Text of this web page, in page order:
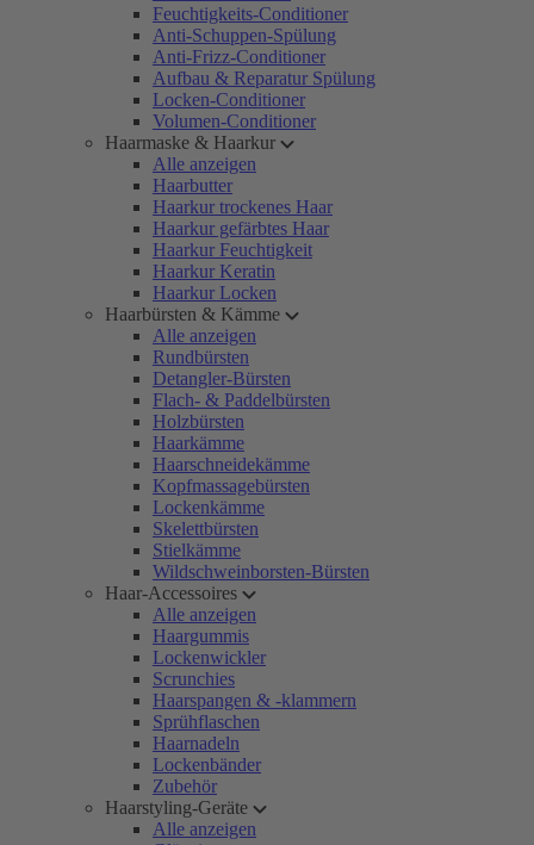
Feuchtigkeits-Conditioner
Anti-Schuppen-Spülung
Anti-Frizz-Conditioner
Aufbau & Reparatur Spülung
Locken-Conditioner
Volumen-Conditioner
Haarmaske & Haarkur
Alle anzeigen
Haarbutter
Haarkur trockenes Haar
Haarkur gefärbtes Haar
Haarkur Feuchtigkeit
Haarkur Keratin
Haarkur Locken
Haarbürsten & Kämme
Alle anzeigen
Rundbürsten
Detangler-Bürsten
Flach- & Paddelbürsten
Holzbürsten
Haarkämme
Haarschneidekämme
Kopfmassagebürsten
Lockenkämme
Skelettbürsten
Stielkämme
Wildschweinborsten-Bürsten
Haar-Accessoires
Alle anzeigen
Haargummis
Lockenwickler
Scrunchies
Haarspangen & -klammern
Sprühflaschen
Haarnadeln
Lockenbänder
Zubehör
Haarstyling-Geräte
Alle anzeigen